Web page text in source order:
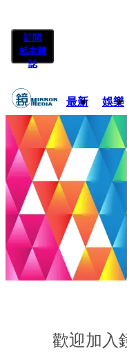
訂閱
紙本雜
誌
最新 娛樂
歡迎加入